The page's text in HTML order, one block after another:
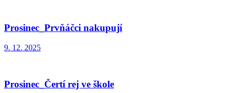
Prosinec_Prvňáčci nakupují
9. 12. 2025
Prosinec_Čertí rej ve škole